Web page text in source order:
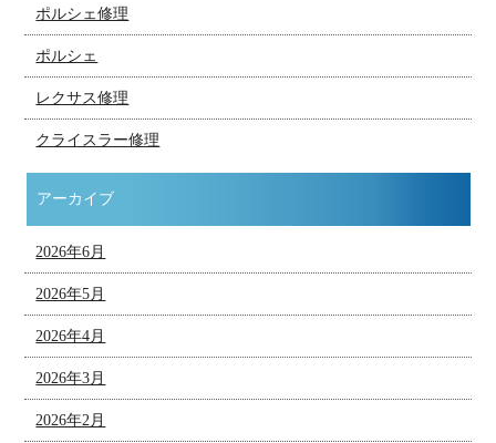
ポルシェ修理
ポルシェ
レクサス修理
クライスラー修理
アーカイブ
2026年6月
2026年5月
2026年4月
2026年3月
2026年2月